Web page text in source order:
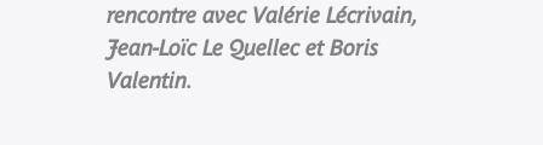
rencontre avec Valérie Lécrivain,
Jean-Loïc Le Quellec et Boris
Valentin.